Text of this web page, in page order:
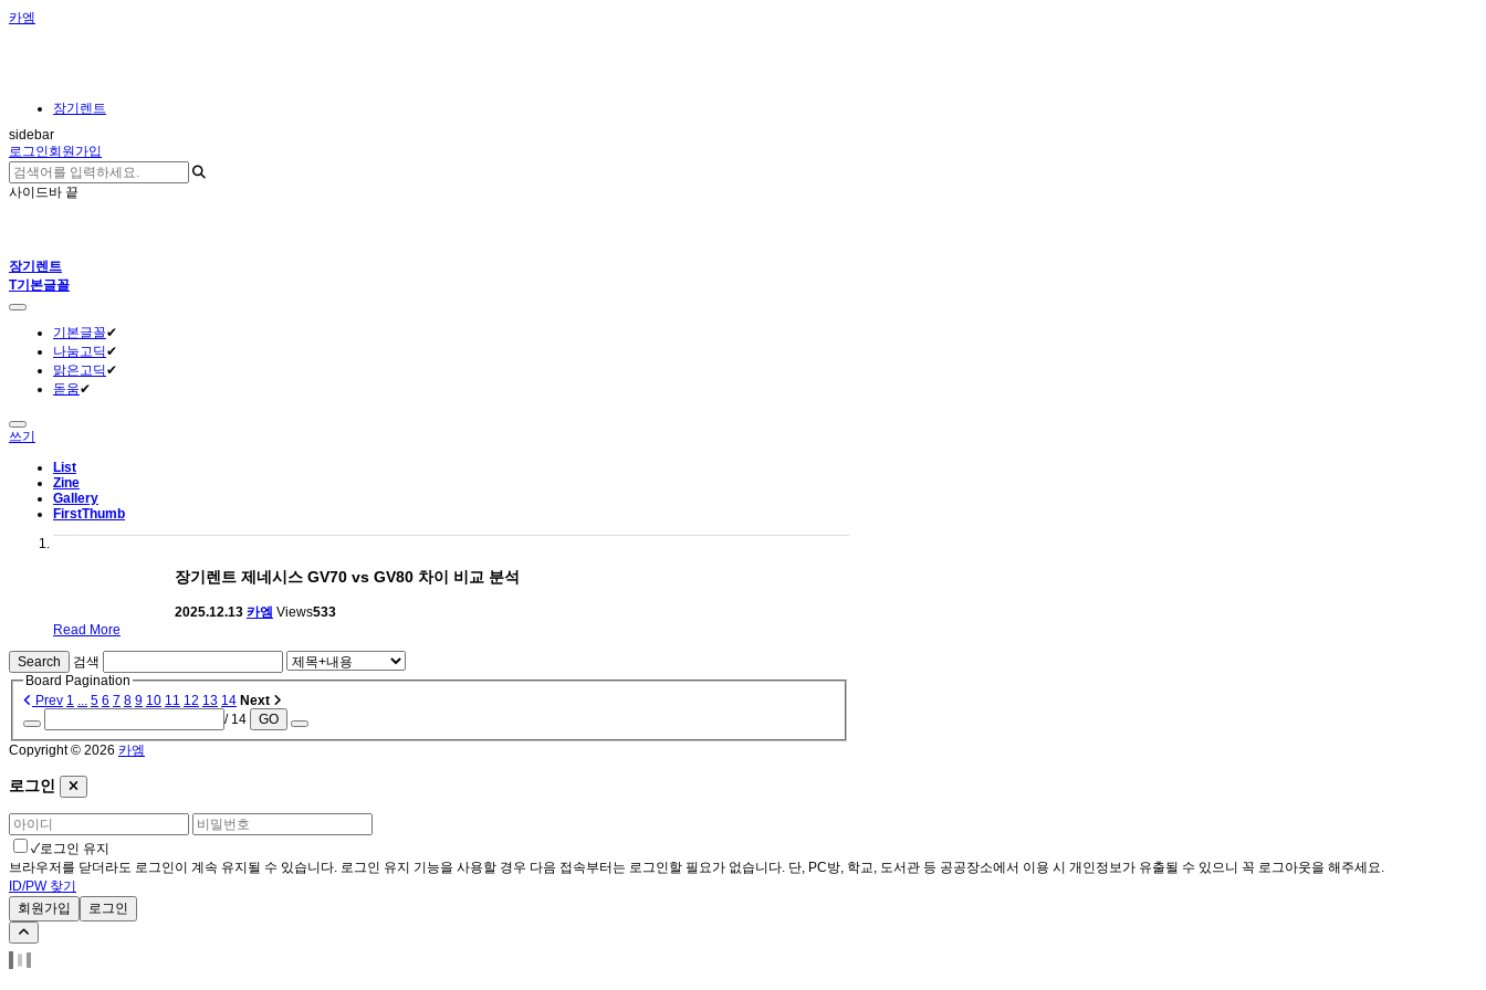
카엠
장기렌트
sidebar
로그인회원가입
사이드바 끝
장기렌트
T기본글꼴
기본글꼴✔
나눔고딕✔
맑은고딕✔
돋움✔
쓰기
List
Zine
Gallery
FirstThumb
장기렌트 제네시스 GV70 vs GV80 차이 비교 분석
2025.12.13 카엠 Views533
Read More
Search
검색
Board Pagination
Prev 1 ... 5 6 7 8 9 10 11 12 13 14 Next
/ 14
GO
Copyright © 2026 카엠
로그인
✓로그인 유지
브라우저를 닫더라도 로그인이 계속 유지될 수 있습니다. 로그인 유지 기능을 사용할 경우 다음 접속부터는 로그인할 필요가 없습니다. 단, PC방, 학교, 도서관 등 공공장소에서 이용 시 개인정보가 유출될 수 있으니 꼭 로그아웃을 해주세요.
ID/PW 찾기
회원가입
로그인